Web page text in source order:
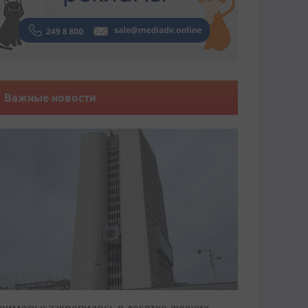
Важные новости